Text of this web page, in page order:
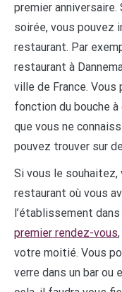
premier
soirée, vous pouvez
restaurant. Par
restaurant à
ville de France.
fonction du bouche
que vous ne
pouvez trouver sur
Si vous le souhaitez,
restaurant où vous
l’établissement
premier rendez-vous
votre moitié. Vous
verre dans un bar ou